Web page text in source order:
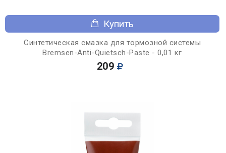
Купить
Синтетическая смазка для тормозной системы
Bremsen-Anti-Quietsch-Paste - 0,01 кг
209